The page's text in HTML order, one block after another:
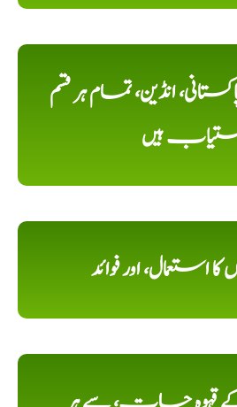
انڈین، تمام ہر قسم
ہیں
استعمال، اور فوائد